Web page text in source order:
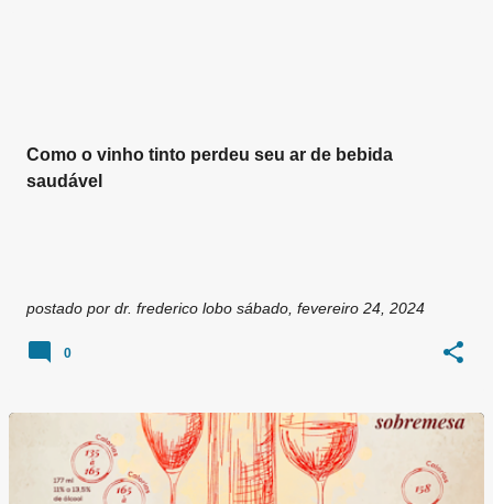
Como o vinho tinto perdeu seu ar de bebida
saudável
postado por dr. frederico lobo sábado, fevereiro 24, 2024
0